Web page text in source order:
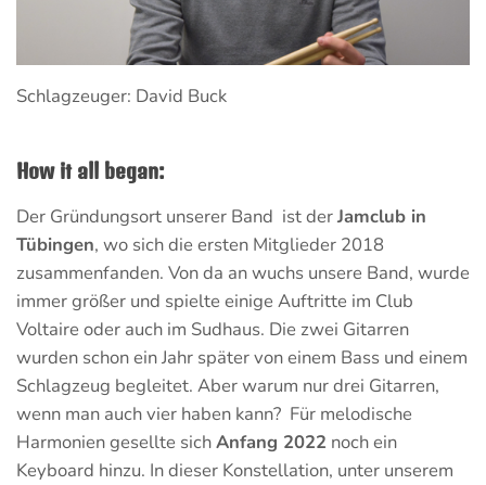
Schlagzeuger: David Buck
How it all began:
Der Gründungsort unserer Band ist derJamclub in
Tübingen, wo sich die ersten Mitglieder 2018
zusammenfanden. Von da an wuchs unsere Band, wurde
immer größer und spielte einige Auftritte im Club
Voltaire oder auch im Sudhaus. Die zwei Gitarren
wurden schon ein Jahr später von einem Bass und einem
Schlagzeug begleitet. Aber warum nur drei Gitarren,
wenn man auch vier haben kann? Für melodische
Harmonien gesellte sichAnfang 2022 noch ein
Keyboard hinzu. In dieser Konstellation, unter unserem